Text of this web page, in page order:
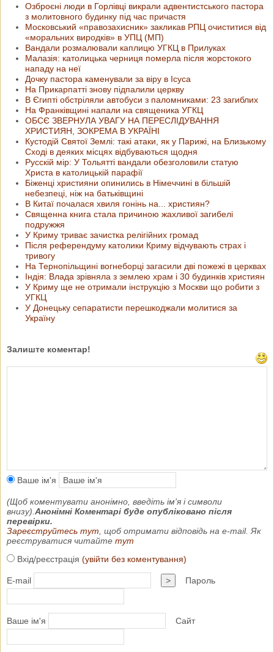
Озброєні люди в Горлівці викрали адвентистського пастора
з молитовного будинку під час причастя
Московський «правозахисник» закликав РПЦ очиститися від
«моральних виродків» в УПЦ (МП)
Вандали розмалювали каплицю УГКЦ в Прилуках
Малазія: католицька черниця померла після жорстокого
нападу на неї
Дочку пастора каменували за віру в Ісуса
На Прикарпатті знову підпалили церкву
В Єгипті обстріляли автобуси з паломниками: 23 загиблих
На Франківщині напали на священика УГКЦ
ОБСЄ ЗВЕРНУЛА УВАГУ НА ПЕРЕСЛІДУВАННЯ
ХРИСТИЯН, ЗОКРЕМА В УКРАЇНІ
Кустодій Святої Землі: такі атаки, як у Парижі, на Близькому
Сході в деяких місцях відбуваються щодня
Русскій мір: У Тольятті вандали обезголовили статую
Христа в католицькій парафії
Біженці християни опинились в Німеччині в більшій
небезпеці, ніж на батьківщині
В Китаї почалася хвиля гонінь на... християн?
Священна книга стала причиною жахливої загибелі
подружжя
У Криму триває зачистка релігійних громад
Після референдуму католики Криму відчувають страх і
тривогу
На Тернопільщині вогнеборці загасили дві пожежі в церквах
Індія: Влада зрівняла з землею храм і 30 будинків християн
У Криму ще не отримали інструкцію з Москви що робити з
УГКЦ
У Донецьку сепаратисти перешкоджали молитися за
Україну
Залиште коментар!
Ваше ім'я
(Щоб коментувати анонімно, введіть ім'я і символи
внизу). Анонімні Коментарі буде опубліковано після
перевірки.
Зареєструйтесь тут , щоб отримати відповідь на e-mail. Як
реєструватися читайте тут
Вхід/реєстрація (увійти без коментування)
E-mail > Пароль
Ваше ім'я Сайт